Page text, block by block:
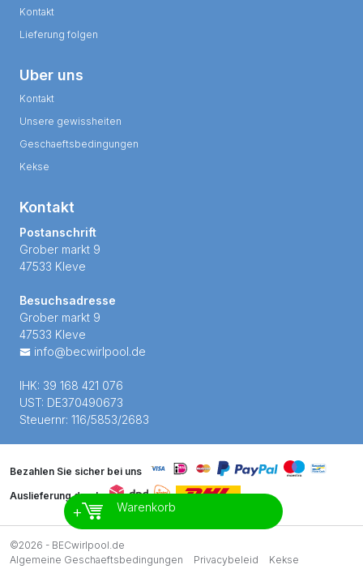
+ Warenkorb
Kontakt
Lieferung folgen
Uber uns
Kontakt
Unsere gewissheiten
Geschaeftsbedingungen
Kekse
Kontakt
Postanschrift
Grober markt 9
47533 Kleve
Besuchsadresse
Grober markt 9
47533 Kleve
info@becwirlpool.de
IHK: 39 168 421 076
UST: DE370490673
Steuernr: 116/5853/2683
Bezahlen Sie sicher bei uns
Auslieferung durch
©2026 - BECwirlpool.de
Algemeine Geschaeftsbedingungen
Privacybeleid
Kekse